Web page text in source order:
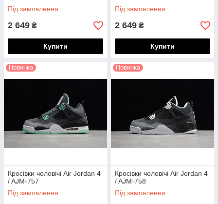
Під замовлення
2 649 ₴
Купити
Під замовлення
2 649 ₴
Купити
Новинка
Кросівки чоловічі Air Jordan 4
/ AJM-757
Під замовлення
Новинка
Кросівки чоловічі Air Jordan 4
/ AJM-758
Під замовлення